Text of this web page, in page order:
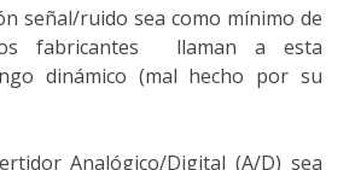
señal/ruido sea como mínimo de
fabricantes llaman a esta
dinámico (mal hecho por su
Analógico/Digital (A/D) sea